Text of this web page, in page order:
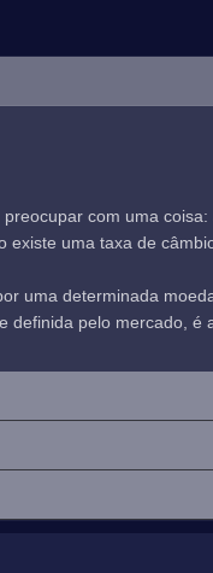
com uma coisa:
uma taxa de
uma determinada
pelo mercado, é